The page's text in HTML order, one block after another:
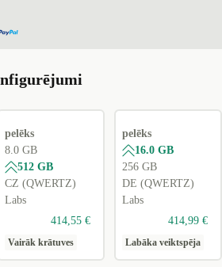
pelēks
8.0 GB
512 GB
CZ (QWERTZ)
Labs
414,55 €
Vairāk krātuves
pelēks
16.0 GB
256 GB
DE (QWERTZ)
Labs
414,99 €
Labāka veiktspēja